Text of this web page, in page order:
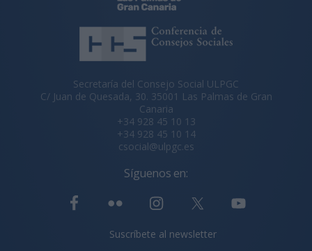
Secretaría del Consejo Social ULPGC
C/ Juan de Quesada, 30. 35001 Las Palmas de Gran
Canaria
+34 928 45 10 13
+34 928 45 10 14
csocial@ulpgc.es
Síguenos en:
Suscríbete al newsletter